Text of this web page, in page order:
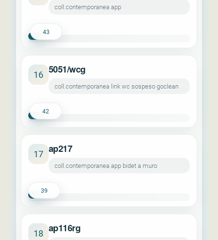
coll.contemporanea app
43
16 5051/wcg
coll.contemporanea link wc sospeso goclean
42
17 ap217
coll.contemporanea app bidet a muro
39
18 ap116rg